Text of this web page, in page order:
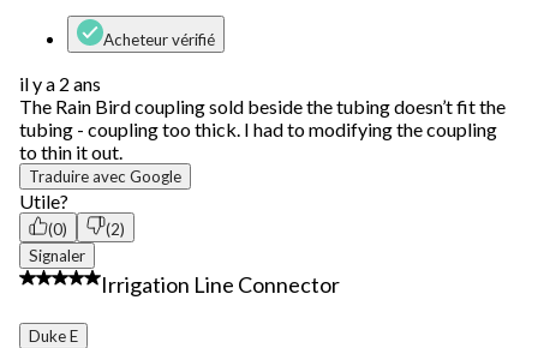
Acheteur vérifié
il y a 2 ans
The Rain Bird coupling sold beside the tubing doesn’t fit the
tubing - coupling too thick. I had to modifying the coupling
to thin it out.
Traduire avec Google
Utile?
(0)
(2)
Signaler
4 étoile(s) sur 5.
Irrigation Line Connector
Duke E